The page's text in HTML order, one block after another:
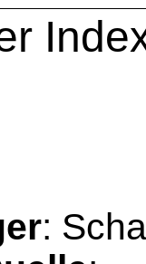
: